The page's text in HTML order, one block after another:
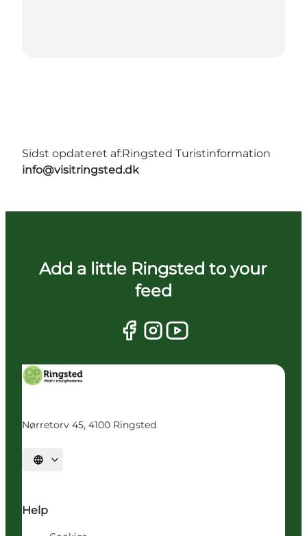
Sidst opdateret af:Ringsted Turistinformation
info@visitringsted.dk
Add a little Ringsted to your
feed
Nørretorv 45, 4100 Ringsted
Vælg sprog
Help